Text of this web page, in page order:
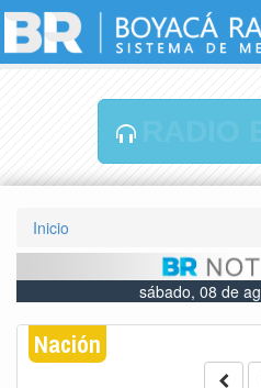
Inicio
sábado, 08 de
Nación